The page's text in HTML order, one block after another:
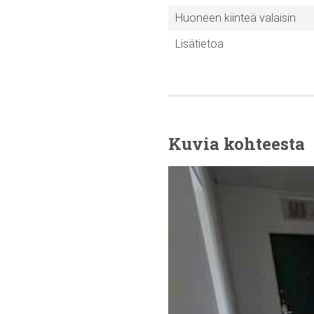
Huoneen kiinteä valaisin
Lisätietoa
Kuvia kohteesta